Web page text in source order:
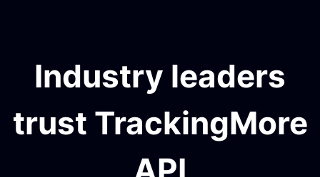
Industry leaders
trust TrackingMore